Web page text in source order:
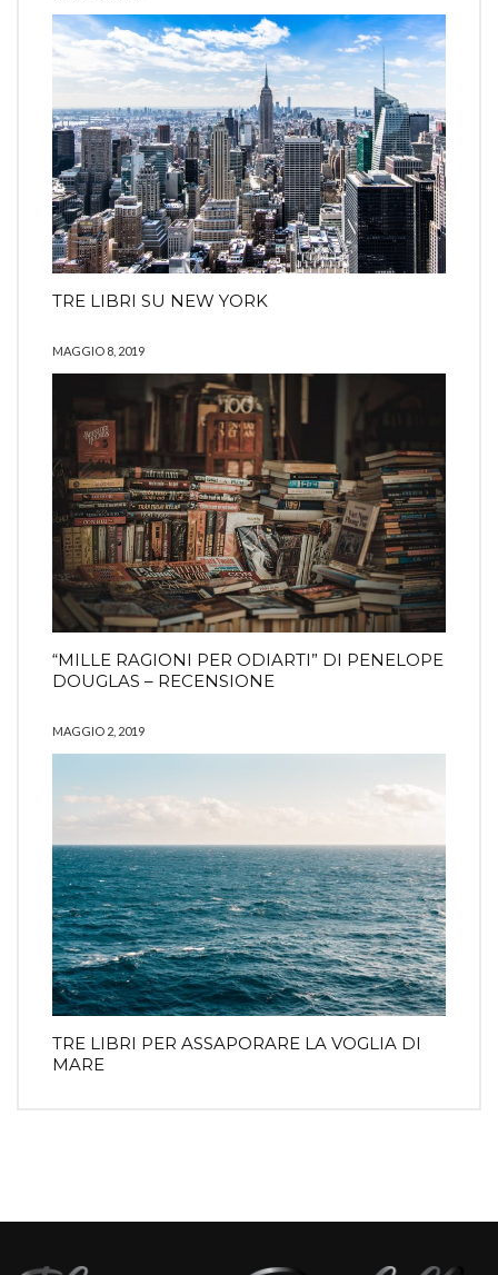
TRE LIBRI SU NEW YORK
MAGGIO 8, 2019
“MILLE RAGIONI PER ODIARTI” DI PENELOPE
DOUGLAS – RECENSIONE
MAGGIO 2, 2019
TRE LIBRI PER ASSAPORARE LA VOGLIA DI
MARE